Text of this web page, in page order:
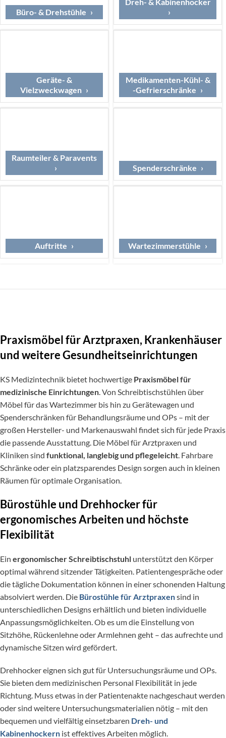
Büro- & Drehstühle
Geräte- &
Vielzweckwagen
Medikamenten-Kühl- &
-⁠Gefrierschränke
Raumteiler & Paravents
Spenderschränke
Auftritte Wartezimmerstühle
Praxismöbel für Arztpraxen, Krankenhäuser
und weitere Gesundheitseinrichtungen
KS Medizintechnik bietet hochwertige Praxismöbel für
medizinische Einrichtungen . Von Schreibtischstühlen über
Möbel für das Wartezimmer bis hin zu Gerätewagen und
Spenderschränken für Behandlungsräume und OPs – mit der
großen Hersteller- und Markenauswahl findet sich für jede Praxis
die passende Ausstattung. Die Möbel für Arztpraxen und
Kliniken sind funktional, langlebig und pflegeleicht . Fahrbare
Schränke oder ein platzsparendes Design sorgen auch in kleinen
Räumen für optimale Organisation.
Bürostühle und Drehhocker für
ergonomisches Arbeiten und höchste
Flexibilität
Ein ergonomischer Schreibtischstuhl unterstützt den Körper
optimal während sitzender Tätigkeiten. Patientengespräche oder
die tägliche Dokumentation können in einer schonenden Haltung
absolviert werden. Die Bürostühle für Arztpraxensind in
unterschiedlichen Designs erhältlich und bieten individuelle
Anpassungsmöglichkeiten. Ob es um die Einstellung von
Sitzhöhe, Rückenlehne oder Armlehnen geht – das aufrechte und
dynamische Sitzen wird gefördert.
Drehhocker eignen sich gut für Untersuchungsräume und OPs.
Sie bieten dem medizinischen Personal Flexibilität in jede
Richtung. Muss etwas in der Patientenakte nachgeschaut werden
oder sind weitere Untersuchungsmaterialien nötig – mit den
bequemen und vielfältig einsetzbaren Dreh- und
Kabinenhockern ist effektives Arbeiten möglich.